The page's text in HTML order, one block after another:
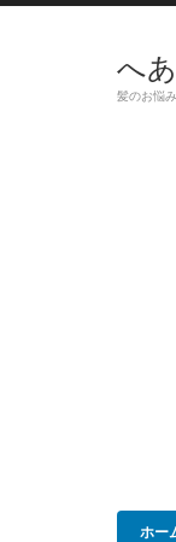
へ
髪のお悩
ホー